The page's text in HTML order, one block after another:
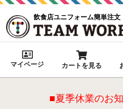
飲食店ユニフォーム簡単注文
マイページ カートを見る
■夏季休業のお